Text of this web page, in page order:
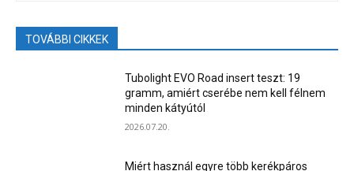
TOVÁBBI CIKKEK
Tubolight EVO Road insert teszt: 19
gramm, amiért cserébe nem kell félnem
minden kátyútól
2026.07.20.
Miért használ egyre több kerékpáros